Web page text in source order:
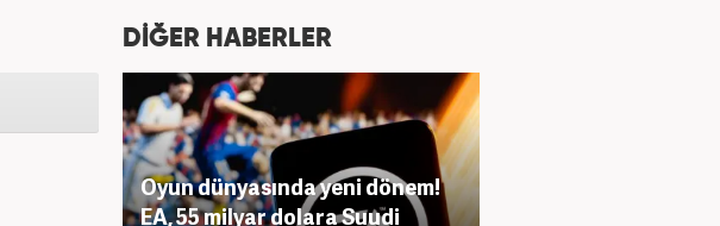
DİĞER HABERLER
Oyun dünyasında yeni dönem!
EA, 55 milyar dolara Suudi